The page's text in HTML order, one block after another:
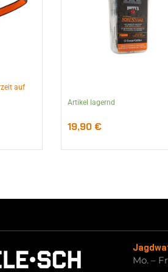
auf
Artikel lagernd
19,90 €
Mo. –